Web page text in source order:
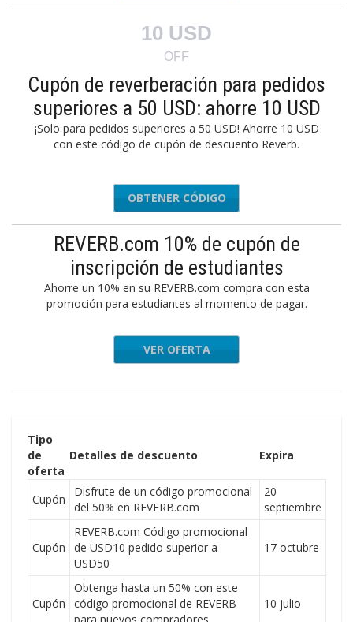
10 USD
OFF
Cupón de reverberación para pedidos
superiores a 50 USD: ahorre 10 USD
¡Solo para pedidos superiores a 50 USD! Ahorre 10 USD
con este código de cupón de descuento Reverb.
10OFF50
OBTENER CÓDIGO
REVERB.com 10% de cupón de
inscripción de estudiantes
Ahorre un 10% en su REVERB.com compra con esta
promoción para estudiantes al momento de pagar.
VER OFERTA
Tipo
de
oferta
Detalles de descuento Expira
Cupón
Disfrute de un código promocional
del 50% en REVERB.com
20
septiembre
Cupón
REVERB.com Código promocional
de USD10 pedido superior a
USD50
17 octubre
Cupón
Obtenga hasta un 50% con este
código promocional de REVERB
10 julio